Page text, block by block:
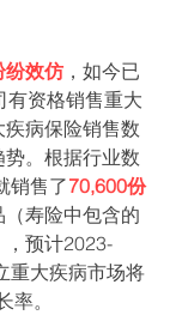
纷效仿 ，如今已
有资格销售重大
病保险销售数
。根据行业数
销售了70,600份
寿险中包含的
，预计2023-
重大疾病市场将
率。